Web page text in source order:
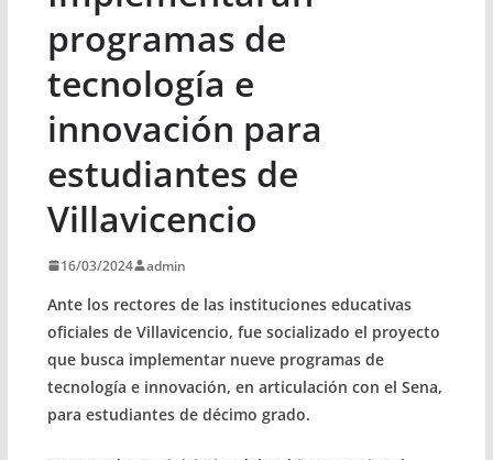
programas de
tecnología e
innovación para
estudiantes de
Villavicencio
16/03/2024 admin
Ante los rectores de las instituciones educativas
oficiales de Villavicencio, fue socializado el proyecto
que busca implementar nueve programas de
tecnología e innovación, en articulación con el Sena,
para estudiantes de décimo grado.